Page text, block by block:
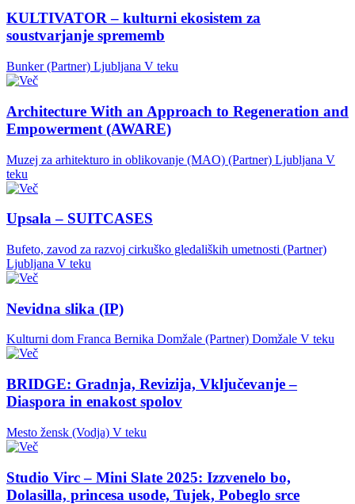
KULTIVATOR – kulturni ekosistem za
soustvarjanje sprememb
Bunker (Partner) Ljubljana V teku
Architecture With an Approach to Regeneration and
Empowerment (AWARE)
Muzej za arhitekturo in oblikovanje (MAO) (Partner) Ljubljana V
teku
Upsala – SUITCASES
Bufeto, zavod za razvoj cirkuško gledaliških umetnosti (Partner)
Ljubljana V teku
Nevidna slika (IP)
Kulturni dom Franca Bernika Domžale (Partner) Domžale V teku
BRIDGE: Gradnja, Revizija, Vključevanje –
Diaspora in enakost spolov
Mesto žensk (Vodja) V teku
Studio Virc – Mini Slate 2025: Izzvenelo bo,
Dolasilla, princesa usode, Tujek, Pobeglo srce